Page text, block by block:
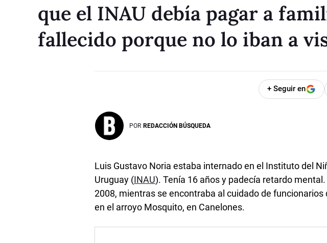
que el INAU debía pagar a
fallecido porque no lo iban a
+ Seguir en
POR REDACCIÓN BÚSQUEDA
Luis Gustavo Noria estaba internado en el Instituto del
Uruguay (INAU). Tenía 16 años y padecía retardo
2008, mientras se encontraba al cuidado de funcionarios
en el arroyo Mosquito, en Canelones.